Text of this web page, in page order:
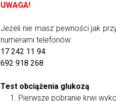
UWAGA!
Jeżeli nie masz pewności jak
numerami telefonów:
17 242 11 94
692 918 268
Test obciążenia glukozą
1. Pierwsze pobranie krwi